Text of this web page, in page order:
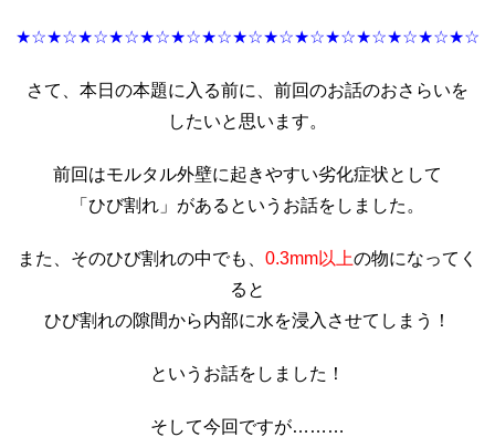
★☆★☆★☆★☆★☆★☆★☆★☆★☆★☆★☆★☆★☆★☆★☆
さて、本日の本題に入る前に、前回のお話のおさらいを
したいと思います。
前回はモルタル外壁に起きやすい劣化症状として
「ひび割れ」があるというお話をしました。
また、そのひび割れの中でも、 0.3mm以上の物になってく
ると
ひび割れの隙間から内部に水を浸入させてしまう！
というお話をしました！
そして今回ですが………